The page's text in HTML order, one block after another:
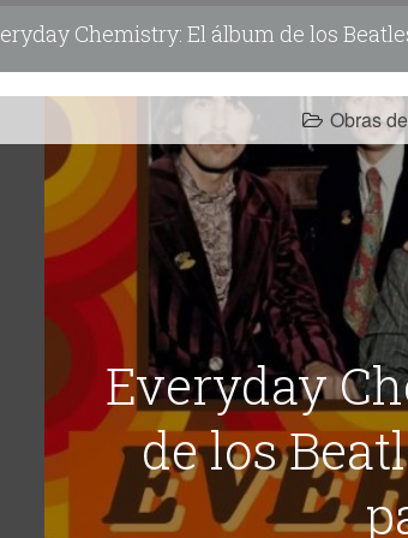
Chemistry: El álbum de los
Obras
Everyday
de los